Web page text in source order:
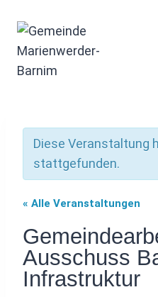
Inhalt
springen
Diese Veranstaltung
stattgefunden.
« Alle Veranstaltungen
Ausschuss
Infrastruktur